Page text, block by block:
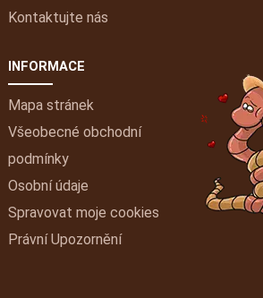
Kontaktujte nás
INFORMACE
Mapa stránek
Všeobecné obchodní
podmínky
Osobní údaje
Spravovat moje cookies
Právní Upozornění